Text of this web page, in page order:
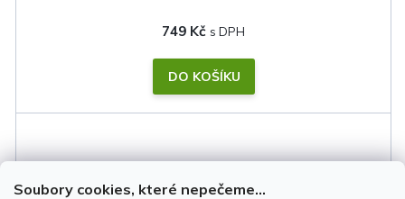
Soubory cookies, které nepečeme...
749 Kč
DO KOŠÍKU